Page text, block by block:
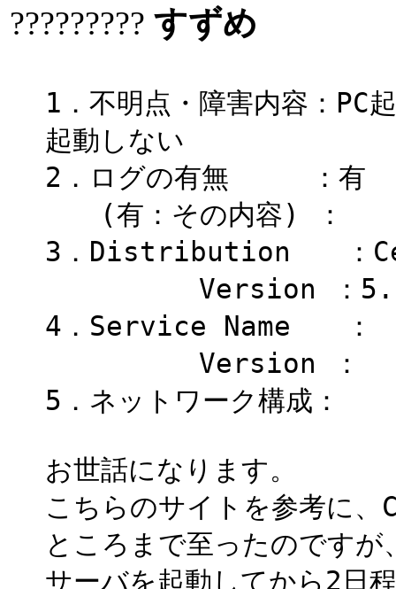
????????? すずめ
1．不明点・障害内容：
起動しない
2．ログの有無 ：有
(有：その内容) ：
3．Distribution ：
Version ：
4．Service Name ：
Version ：
5．ネットワーク構成：
お世話になります。
こちらのサイトを参考に
ところまで至ったのですが
サーバを起動してから2日